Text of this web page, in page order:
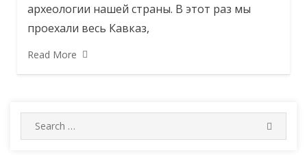
археологии нашей страны. В этот раз мы
проехали весь Кавказ,
Read More
Search
for: